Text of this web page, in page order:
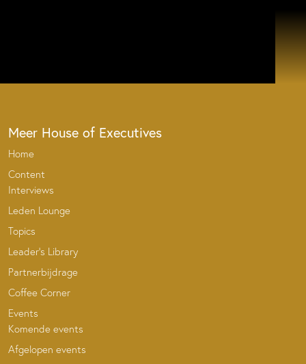
Meer House of Executives
Home
Content
Interviews
Leden Lounge
Topics
Leader’s Library
Partnerbijdrage
Coffee Corner
Events
Komende events
Afgelopen events